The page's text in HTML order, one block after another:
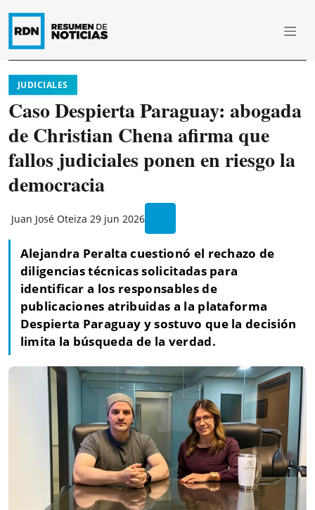
JUDICIALES
Caso Despierta Paraguay: abogada
de Christian Chena afirma que
fallos judiciales ponen en riesgo la
democracia
Juan José Oteiza 29 jun 2026
Alejandra Peralta cuestionó el rechazo de
diligencias técnicas solicitadas para
identificar a los responsables de
publicaciones atribuidas a la plataforma
Despierta Paraguay y sostuvo que la decisión
limita la búsqueda de la verdad.